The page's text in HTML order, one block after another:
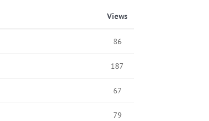
Views
86
187
67
79